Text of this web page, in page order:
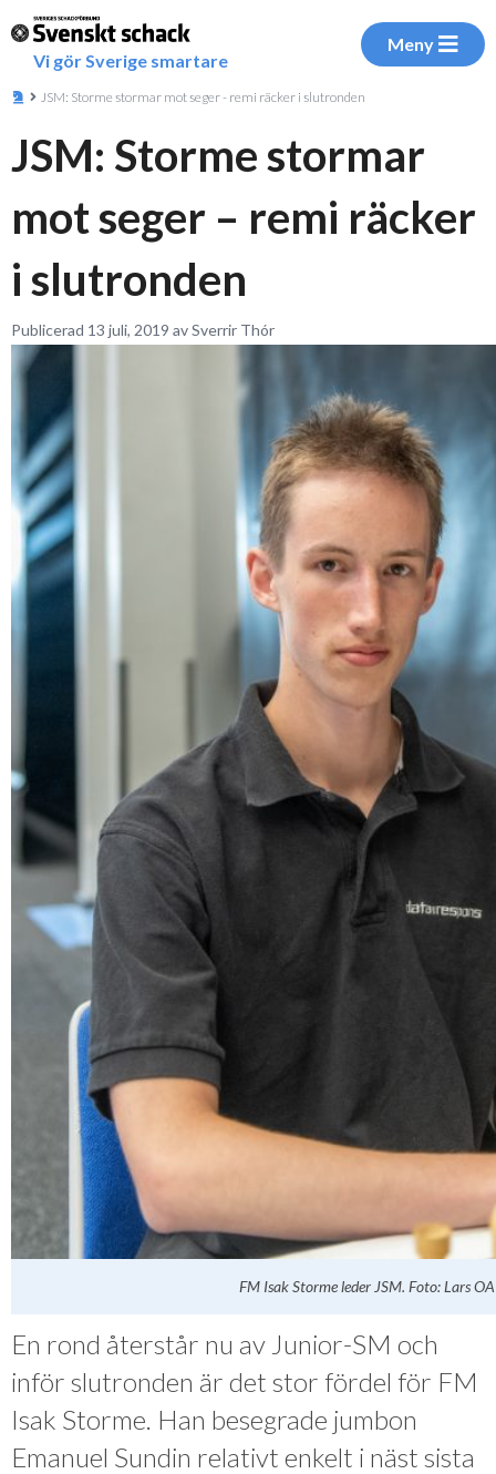
Vi gör Sverige smartare
Meny
JSM: Storme stormar mot seger - remi räcker i slutronden
JSM: Storme stormar
mot seger – remi räcker
i slutronden
Publicerad 13 juli, 2019 av Sverrir Thór
FM Isak Storme leder JSM. Foto: Lars
En rond återstår nu av Junior-SM och
inför slutronden är det stor fördel för FM
Isak Storme. Han besegrade jumbon
Emanuel Sundin relativt enkelt i näst sista